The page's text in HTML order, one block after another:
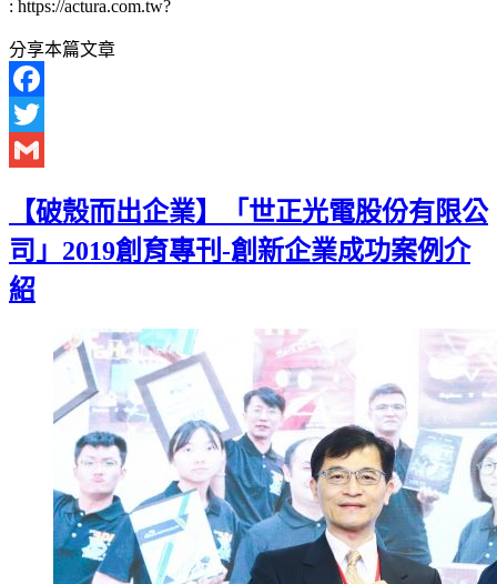
: https://actura.com.tw?
分享本篇文章
Facebook
Twitter
【破殼而出企業】「世正光電股份有限公
司」2019創育專刊-創新企業成功案例介
紹